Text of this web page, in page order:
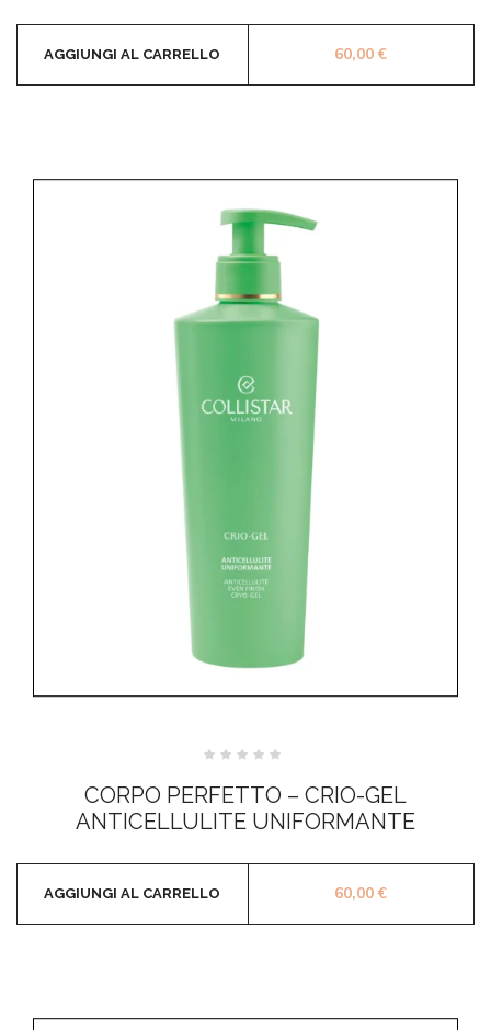
60,00€
AGGIUNGI AL CARRELLO
su
5
CORPO PERFETTO – CRIO-GEL
ANTICELLULITE UNIFORMANTE
60,00€
AGGIUNGI AL CARRELLO